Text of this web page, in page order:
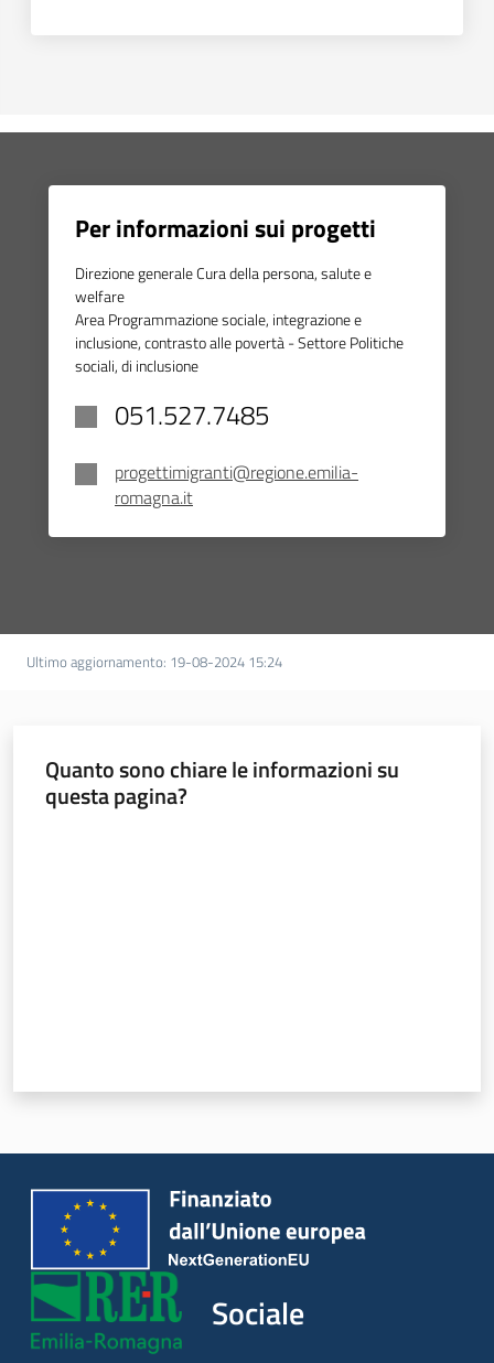
Per informazioni sui progetti
Direzione generale Cura della persona, salute e
welfare
Area Programmazione sociale, integrazione e
inclusione, contrasto alle povertà - Settore Politiche
sociali, di inclusione
051.527.7485
progettimigranti@regione.emilia-
romagna.it
Ultimo aggiornamento: 19-08-2024 15:24
Quanto sono chiare le informazioni su
questa pagina?
Sociale